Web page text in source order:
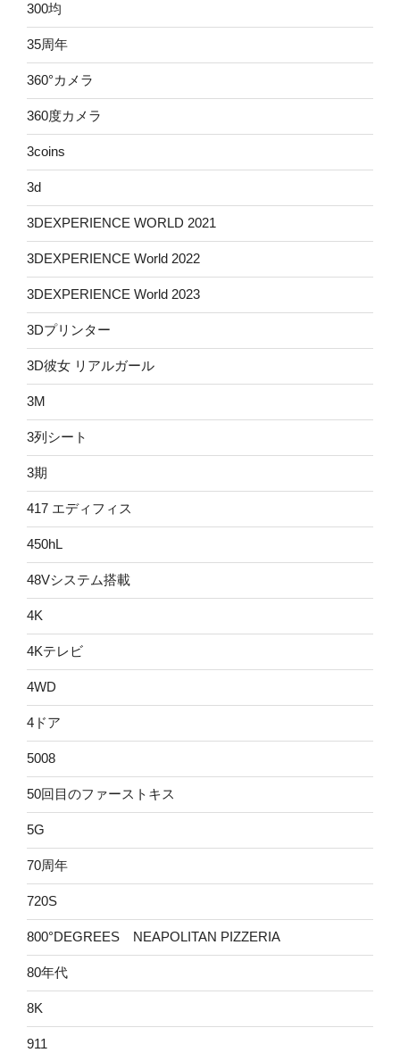
300均
35周年
360°カメラ
360度カメラ
3coins
3d
3DEXPERIENCE WORLD 2021
3DEXPERIENCE World 2022
3DEXPERIENCE World 2023
3Dプリンター
3D彼女 リアルガール
3M
3列シート
3期
417 エディフィス
450hL
48Vシステム搭載
4K
4Kテレビ
4WD
4ドア
5008
50回目のファーストキス
5G
70周年
720S
800°DEGREES NEAPOLITAN PIZZERIA
80年代
8K
911